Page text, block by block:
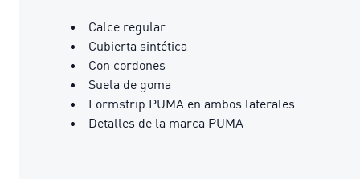
Calce regular
Cubierta sintética
Con cordones
Suela de goma
Formstrip PUMA en ambos laterales
Detalles de la marca PUMA